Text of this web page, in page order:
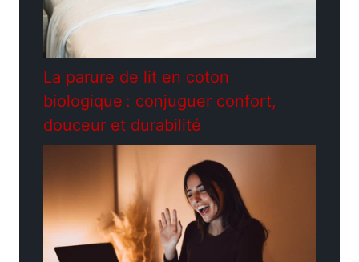
La parure de lit en coton
biologique : conjuguer confort,
douceur et durabilité